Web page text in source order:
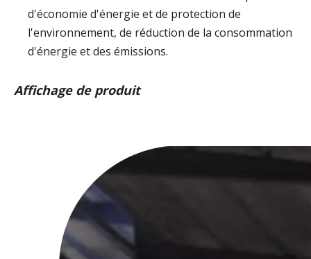
d'économie d'énergie et de protection de
l'environnement, de réduction de la consommation
d'énergie et des émissions.
Affichage de produit